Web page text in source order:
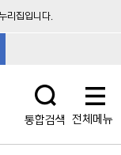
리집입니다.
통합검색 전체메뉴